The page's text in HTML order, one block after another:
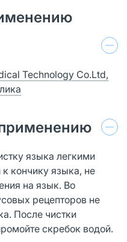
Technology Co.Ltd,
языка легкими
кончику языка, не
на язык. Во
рецепторов не
После чистки
скребок водой.